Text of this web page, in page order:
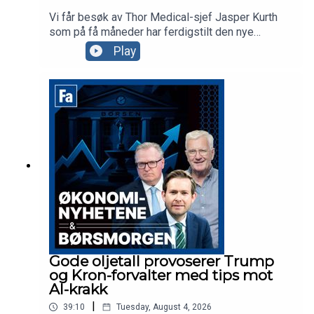
Vi får besøk av Thor Medical-sjef Jasper Kurth
som på få måneder har ferdigstilt den nye
fabrikken på Herøya og levert første kundeordre.
Odin-forvalter Dan Erik Glover forklarer hvorfor
«fremvoksende økonomier»-fond i dag i praksis
er techfond og aksjekommentator Karl Johan
Molnes minner oss om at det er mer AI og
telekom enn Space i SpaceX.
Play
Gode oljetall provoserer Trump
og Kron-forvalter med tips mot
AI-krakk
39:10 Tuesday, August 4, 2026